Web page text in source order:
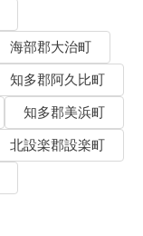
海部郡大治町
知多郡阿久比町
知多郡美浜町
北設楽郡設楽町